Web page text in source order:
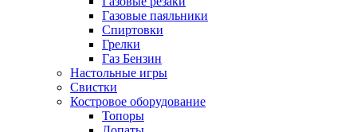
Газовые паяльники
Спиртовки
Грелки
Газ Бензин
Настольные игры
Свистки
Костровое оборудование
Топоры